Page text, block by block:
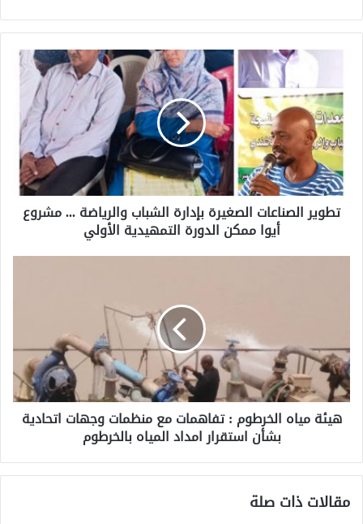
تطوير الصناعات الصغيرة بإدارة الشباب والرياضة ... مشروع
أيوا ممكن الدورة التمهيدية الأولي
هيئة مياه الخرطوم : تفاهمات مع منظمات وجهات اتحادية
بشأن استقرار امداد المياه بالخرطوم
مقالات ذات صلة